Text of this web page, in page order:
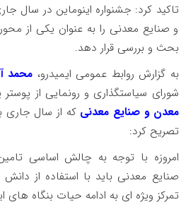
تاکید کرد: جشنواره اینوماین در سال
و صنایع معدنی را به عنوان یکی از
بحث و بررسی قرار دهد.
به گزارش روابط عمومی ایمیدرو، محمد
شورای سیاستگذاری و رونمایی از
معدن و صنایع معدنی که از سال جاری
تصریح کرد:
امروزه با توجه به چالش اساسی
صنایع معدنی باید با استفاده از
تمرکز ویژه ای به ادامه حیات بنگاه